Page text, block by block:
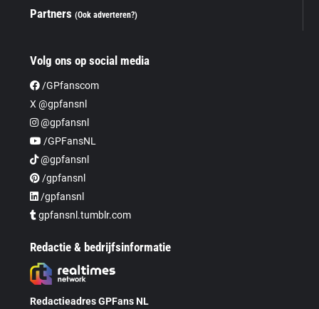
Partners(Ook adverteren?)
Volg ons op social media
/GPfanscom
X @gpfansnl
@gpfansnl
/GPFansNL
@gpfansnl
/gpfansnl
/gpfansnl
gpfansnl.tumblr.com
Redactie & bedrijfsinformatie
Redactieadres GPFans NL